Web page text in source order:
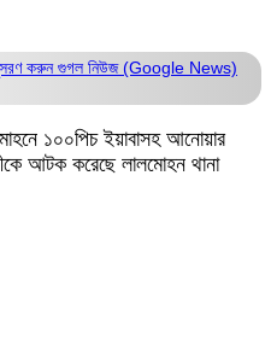
করুনগুগল নিউজ (Google News)
১০০পিচ ইয়াবাসহ আনোয়ার
আটক করেছে লালমোহন থানা